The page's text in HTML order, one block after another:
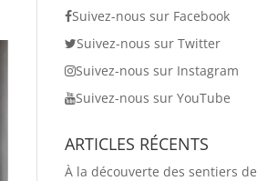
Suivez-nous sur Facebook
Suivez-nous sur Twitter
Suivez-nous sur Instagram
Suivez-nous sur YouTube
ARTICLES RÉCENTS
À la découverte des sentiers de